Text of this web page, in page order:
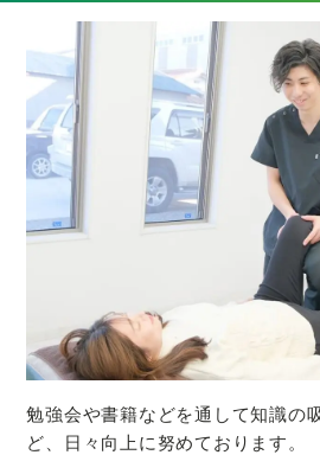
勉強会や書籍などを通して知識の
ど、日々向上に努めております。